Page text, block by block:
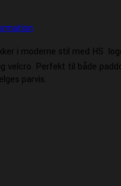
i moderne stil med HS 
velcro. Perfekt til både
parvis.